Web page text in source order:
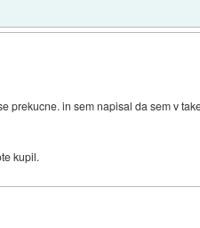
in sem napisal da sem v
kupil.